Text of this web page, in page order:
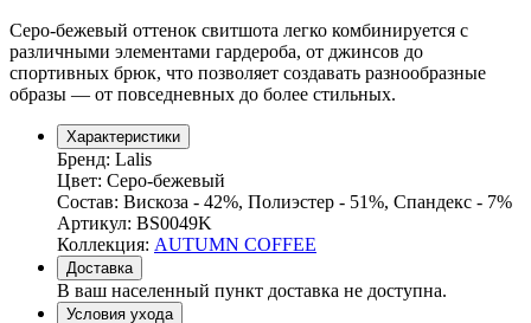
Серо-бежевый оттенок свитшота легко комбинируется с
различными элементами гардероба, от джинсов до
спортивных брюк, что позволяет создавать разнообразные
образы — от повседневных до более стильных.
Характеристики
Бренд: Lalis
Цвет: Серо-бежевый
Состав: Вискоза - 42%, Полиэстер - 51%, Спандекс - 7%
Артикул: BS0049K
Коллекция: AUTUMN COFFEE
Доставка
В ваш населенный пункт доставка не доступна.
Условия ухода